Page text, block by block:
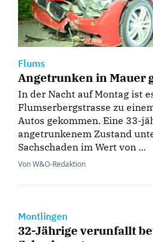
Flums
Angetrunken in Mauer
In der Nacht auf Montag ist
Flumserbergstrasse zu
Autos gekommen. Eine 33-
angetrunkenem Zustand
Sachschaden im Wert von ...
Von W&O-Redaktion
Montlingen
32-Jährige verunfallt